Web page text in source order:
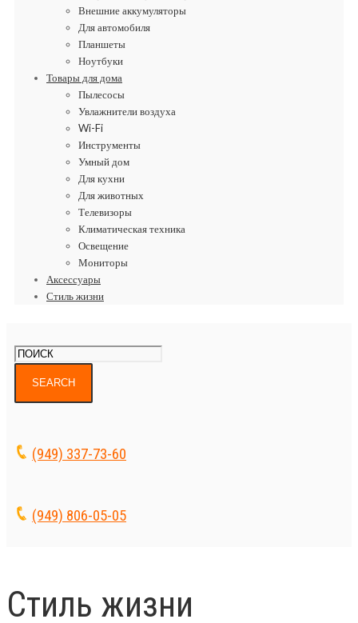
Внешние аккумуляторы
Для автомобиля
Планшеты
Ноутбуки
Товары для дома
Пылесосы
Увлажнители воздуха
Wi-Fi
Инструменты
Умный дом
Для кухни
Для животных
Телевизоры
Климатическая техника
Освещение
Мониторы
Аксессуары
Стиль жизни
(949) 337-73-60
(949) 806-05-05
Стиль жизни